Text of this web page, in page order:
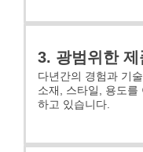
3. 광범위한 제
다년간의 경험과 기
소재, 스타일, 용도를
하고 있습니다.